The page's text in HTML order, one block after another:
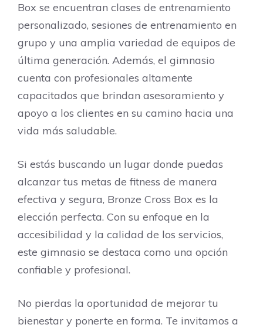
Box se encuentran clases de entrenamiento
personalizado, sesiones de entrenamiento en
grupo y una amplia variedad de equipos de
última generación. Además, el gimnasio
cuenta con profesionales altamente
capacitados que brindan asesoramiento y
apoyo a los clientes en su camino hacia una
vida más saludable.
Si estás buscando un lugar donde puedas
alcanzar tus metas de fitness de manera
efectiva y segura, Bronze Cross Box es la
elección perfecta. Con su enfoque en la
accesibilidad y la calidad de los servicios,
este gimnasio se destaca como una opción
confiable y profesional.
No pierdas la oportunidad de mejorar tu
bienestar y ponerte en forma. Te invitamos a